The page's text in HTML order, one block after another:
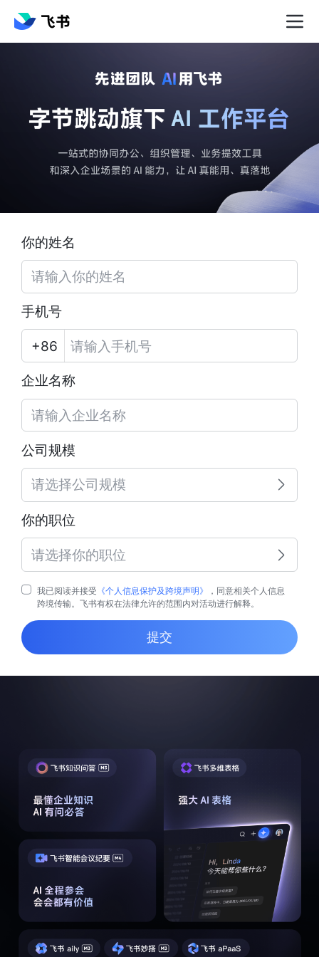
你的姓名
手机号
企业名称
公司规模
请选择公司规模
你的职位
请选择你的职位
我已阅读并接受 《个人信息保护及跨境声明》
，同意相关个人信息
跨境传输。飞书有权在法律允许的范围内对活动进行解释。
提交